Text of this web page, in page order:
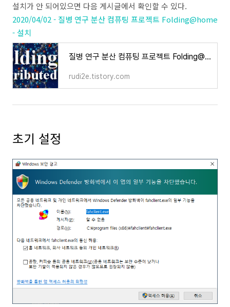
설치가 안 되어있으면 다음 게시글에서 확인할 수 있다.
2020/04/02 - 질병 연구 분산 컴퓨팅 프로젝트 Folding@home
- 설치
질병 연구 분산 컴퓨팅 프로젝트 Folding@home - 설치
rudi2e.tistory.com
초기 설정